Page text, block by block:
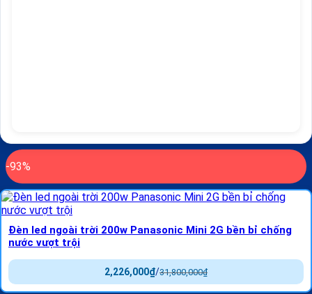
-93%
Đèn led ngoài trời 200w Panasonic Mini 2G bền bỉ chống
nước vượt trội
31,800,000₫
/
2,226,000₫